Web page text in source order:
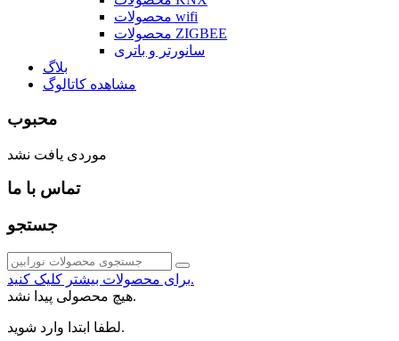
محصولات wifi
محصولات ZIGBEE
سانورتر و باتری
بلاگ
مشاهده کاتالوگ
محبوب
موردی یافت نشد
تماس با ما
جستجو
برای محصولات بیشتر کلیک کنید.
هیچ محصولی پیدا نشد.
لطفا ابتدا وارد شوید.